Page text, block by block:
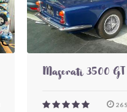
Maserati 3500 GT
26